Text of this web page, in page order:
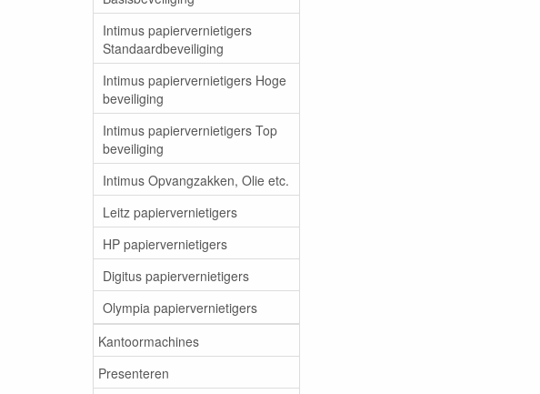
Intimus papiervernietigers
Standaardbeveiliging
Intimus papiervernietigers Hoge
beveiliging
Intimus papiervernietigers Top
beveiliging
Intimus Opvangzakken, Olie etc.
Leitz papiervernietigers
HP papiervernietigers
Digitus papiervernietigers
Olympia papiervernietigers
Kantoormachines
Presenteren